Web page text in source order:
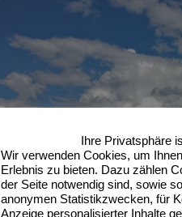
Ihre Privatsphäre
Wir verwenden Cookies, um
Erlebnis zu bieten. Dazu zählen
der Seite notwendig sind, sowie
anonymen Statistikzwecken, für
Anzeige personalisierter Inhalte